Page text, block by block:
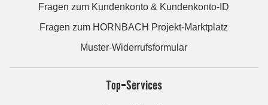
Fragen zum Kundenkonto & Kundenkonto-ID
Fragen zum HORNBACH Projekt-Marktplatz
Muster-Widerrufsformular
Top-Services